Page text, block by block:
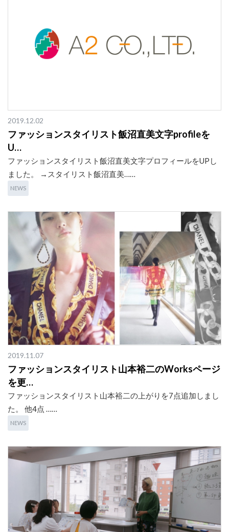
2019.12.02
ファッションスタイリスト飯沼直美文字profileを
U…
ファッションスタイリスト飯沼直美文字プロフィールをUPし
ました。 →スタイリスト飯沼直美……
NEWS
2019.11.07
ファッションスタイリスト山本裕二のWorksページ
を更…
ファッションスタイリスト山本裕二の上がりを7点追加しまし
た。 他4点 ……
NEWS